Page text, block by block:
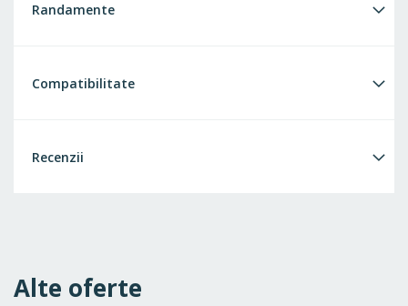
Randamente
Compatibilitate
Recenzii
Alte oferte